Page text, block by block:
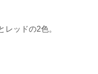
レッドの2色。